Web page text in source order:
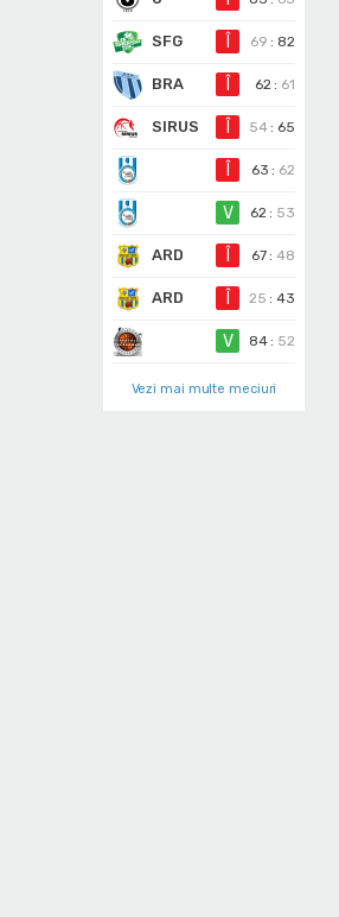
SFG 69 : 82
BRA 62 : 61
SIRUS 54 : 65
63 : 62
V 62 : 53
ARD 67 :48
ARD 25 :43
V 84 : 52
Vezi mai multe meciuri